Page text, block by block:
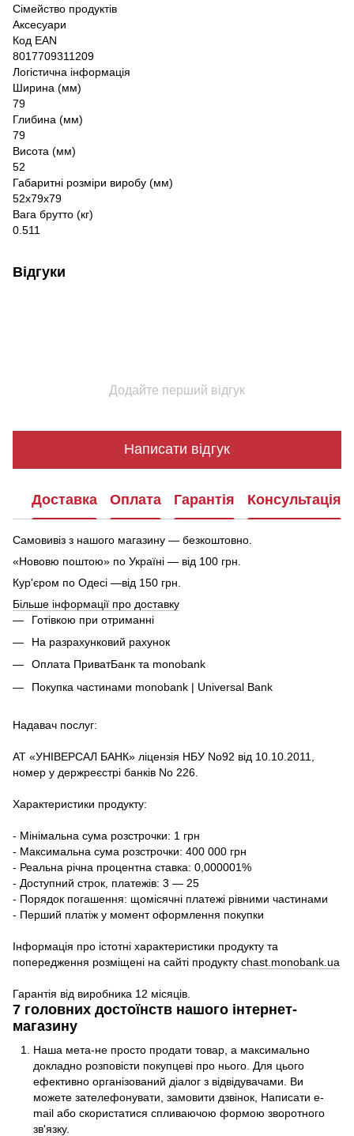
Сімейство продуктів
Аксесуари
Код EAN
8017709311209
Логістична інформація
Ширина (мм)
79
Глибина (мм)
79
Висота (мм)
52
Габаритні розміри виробу (мм)
52x79x79
Вага брутто (кг)
0.511
Відгуки
Додайте перший відгук
Написати відгук
Доставка Оплата Гарантія Консультація
Самовивіз з нашого магазину — безкоштовно.
«Нововю поштою» по Україні — від 100 грн.
Кур'єром по Одесі —від 150 грн.
Більше інформації про доставку
Готівкою при отриманні
На разрахунковий рахунок
Оплата ПриватБанк та monobank
Покупка частинами monobank | Universal Bank
Надавач послуг:
АТ «УНІВЕРСАЛ БАНК» ліцензія НБУ No92 від 10.10.2011,
номер у держреєстрі банків No 226.
Характеристики продукту:
- Мінімальна сума розстрочки: 1 грн
- Максимальна сума розстрочки: 400 000 грн
- Реальна річна процентна ставка: 0,000001%
- Доступний строк, платежів: 3 — 25
- Порядок погашення: щомісячні платежі рівними частинами
- Перший платіж у момент оформлення покупки
Інформація про істотні характеристики продукту та
попередження розміщені на сайті продукту chast.monobank.ua
Гарантія від виробника 12 місяців.
7 головних достоїнств нашого інтернет-
магазину
Наша мета-не просто продати товар, а максимально
докладно розповісти покупцеві про нього. Для цього
ефективно організований діалог з відвідувачами. Ви
можете зателефонувати, замовити дзвінок, Написати e-
mail або скористатися спливаючою формою зворотного
зв'язку.